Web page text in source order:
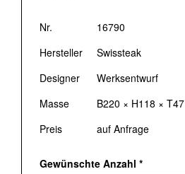
Nr.
16790
Hersteller
Swissteak
Designer
Werksentwurf
Masse
B220 × H118 × T47
Preis
auf Anfrage
Gewünschte Anzahl *